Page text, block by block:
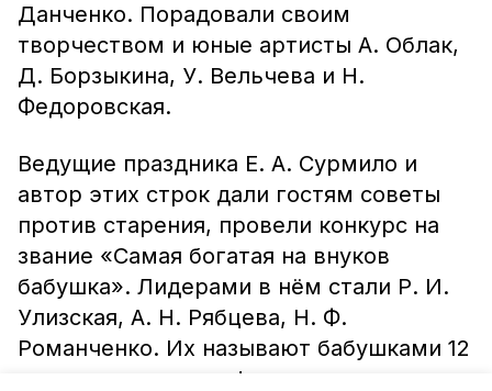
Данченко. Порадовали своим
творчеством и юные артисты А. Облак,
Д. Борзыкина, У. Вельчева и Н.
Федоровская.
Ведущие праздника Е. А. Сурмило и
автор этих строк дали гостям советы
против старения, провели конкурс на
звание «Самая богатая на внуков
бабушка». Лидерами в нём стали Р. И.
Улизская, А. Н. Рябцева, Н. Ф.
Романченко. Их называют бабушками 12
внуков и правнуков!